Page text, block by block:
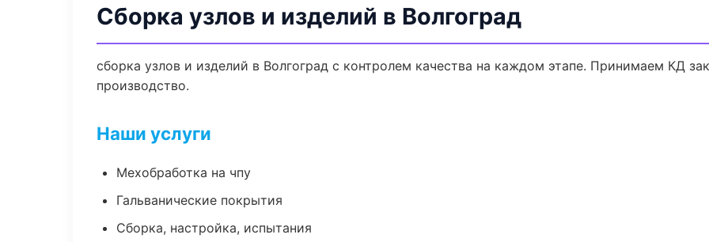
Сборка узлов и изделий в Волгоград
сборка узлов и изделий в Волгоград с контролем качества на каждом этапе. Принимаем КД
производство.
Наши услуги
Мехобработка на чпу
Гальванические покрытия
Сборка, настройка, испытания